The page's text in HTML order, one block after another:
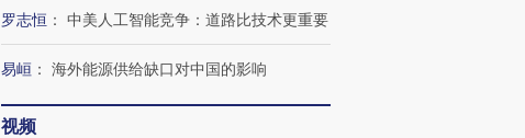
罗志恒 ： 中美人工智能竞争：道路比技术更重要
易峘 ： 海外能源供给缺口对中国的影响
视频